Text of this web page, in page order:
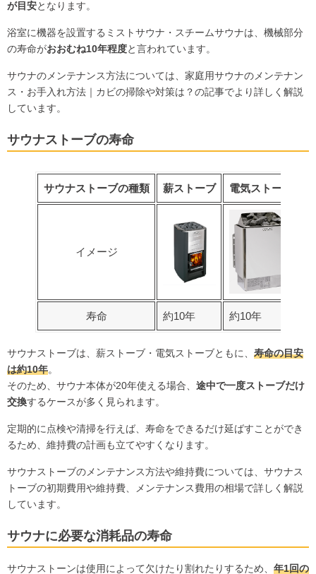
が目安となります。
浴室に機器を設置するミストサウナ・スチームサウナは、機械部分
の寿命がおおむね10年程度と言われています。
サウナのメンテナンス方法については、 家庭用サウナのメンテナン
ス・お手入れ方法｜カビの掃除や対策は？の記事でより詳しく解説
しています。
サウナストーブの寿命
サウナストーブの種類 薪ストーブ 電気ストーブ
イメージ
寿命 約10年 約10年
サウナストーブは、薪ストーブ・電気ストーブともに、 寿命の目安
は約10年。
そのため、サウナ本体が20年使える場合、 途中で一度ストーブだけ
交換するケースが多く見られます。
定期的に点検や清掃を行えば、寿命をできるだけ延ばすことができ
るため、維持費の計画も立てやすくなります。
サウナストーブのメンテナンス方法や維持費については、 サウナス
トーブの初期費用や維持費、メンテナンス費用の相場で詳しく解説
しています。
サウナに必要な消耗品の寿命
サウナストーンは使用によって欠けたり割れたりするため、 年1回の